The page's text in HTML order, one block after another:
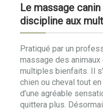
Le massage
discipline aux
Pratiqué par un
massage des
multiples bienfaits. Il
chien ou cheval tout
d’une agréable
quittera plus.